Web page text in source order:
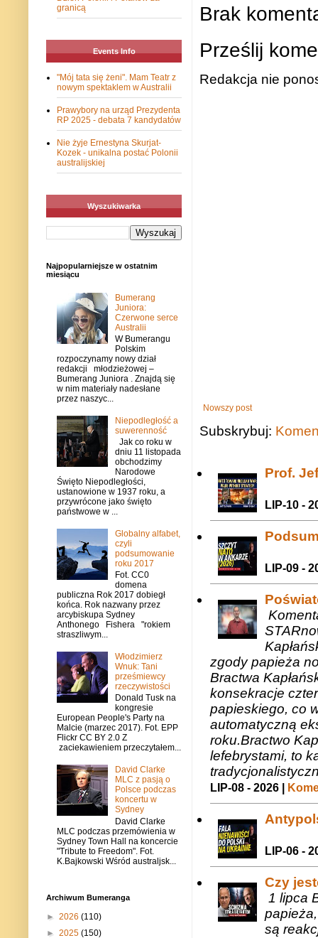
Brak
Prześlij
Redakcja nie
Nowszy post
Subskrybuj:
Prof.
LIP-10 -
LIP-09 -
zgody papieża
Bractwa
konsekracje
papieskiego, co
automatyczną
roku.Bractwo
lefebrystami, to
LIP-08 - 2026 |
LIP-06 -
Czy
1 lipca
są
granicą
Events Info
"Mój tata się żeni". Mam Teatr z
nowym spektaklem w Australii
Prawybory na urząd Prezydenta
RP 2025 - debata 7 kandydatów
Nie żyje Ernestyna Skurjat-
Kozek - unikalna postać Polonii
australijskiej
Wyszukiwarka
Najpopularniejsze w ostatnim
miesiącu
Bumerang
Juniora:
Czerwone serce
Australii
W Bumerangu
Polskim
rozpoczynamy nowy dział
redakcji młodzieżowej –
Bumerang Juniora . Znajdą się
w nim materiały nadesłane
przez naszyc...
Niepodległość a
suwerenność
Jak co roku w
dniu 11 listopada
obchodzimy
Narodowe
Święto Niepodległości,
ustanowione w 1937 roku, a
przywrócone jako święto
państwowe w ...
Globalny alfabet,
czyli
podsumowanie
roku 2017
Fot. CC0
domena
publiczna Rok 2017 dobiegł
końca. Rok nazwany przez
arcybiskupa Sydney
Anthonego Fishera "rokiem
straszliwym...
Włodzimierz
Wnuk: Tani
prześmiewcy
rzeczywistości
Donald Tusk na
kongresie
European People's Party na
Malcie (marzec 2017). Fot. EPP
Flickr CC BY 2.0 Z
zaciekawieniem przeczytałem...
David Clarke
MLC z pasją o
Polsce podczas
koncertu w
Sydney
David Clarke
MLC podczas przemówienia w
Sydney Town Hall na koncercie
"Tribute to Freedom". Fot.
K.Bajkowski Wśród australjsk...
Archiwum Bumeranga
► 2026 (110)
► 2025 (150)